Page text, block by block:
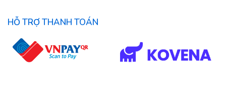
HỖ TRỢ THANH TOÁN